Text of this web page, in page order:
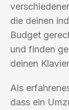
die deinen
Budget
und finden
deinen
Als
dass ein